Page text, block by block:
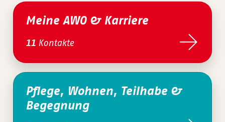
Meine AWO & Karriere
11 Kontakte
Pflege, Wohnen, Teilhabe &
Begegnung